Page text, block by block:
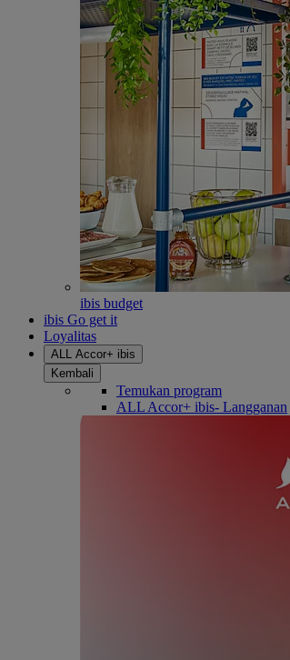
ibis budget
ibis Go get it
Loyalitas
ALL Accor+ ibis
Kembali
Temukan program
ALL Accor+ ibis- Langganan